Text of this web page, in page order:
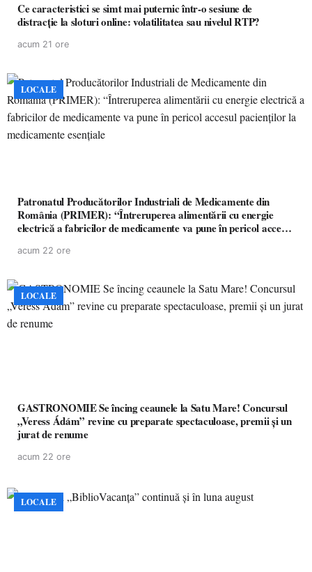
Ce caracteristici se simt mai puternic într-o sesiune de
distracție la sloturi online: volatilitatea sau nivelul RTP?
acum 21 ore
LOCALE
Patronatul Producătorilor Industriali de Medicamente din
România (PRIMER): “Întreruperea alimentării cu energie
electrică a fabricilor de medicamente va pune în pericol accesul
acum 22 ore
LOCALE
GASTRONOMIE Se încing ceaunele la Satu Mare! Concursul
„Veress Ádám” revine cu preparate spectaculoase, premii și un
jurat de renume
acum 22 ore
LOCALE